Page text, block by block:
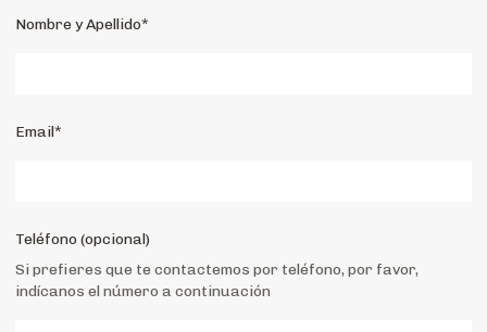
Nombre y Apellido*
Email*
Teléfono (opcional)
Si prefieres que te contactemos por teléfono, por favor,
indícanos el número a continuación